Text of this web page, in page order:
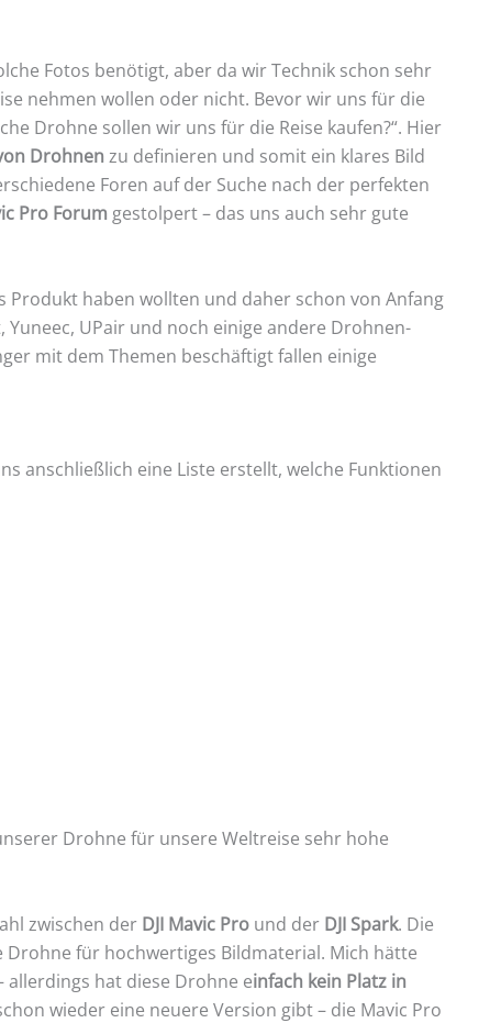
Fotos benötigt, aber da wir Technik schon sehr
nehmen wollen oder nicht. Bevor wir uns für die
Drohne sollen wir uns für die Reise kaufen?“. Hier
Drohnen zu definieren und somit ein klares Bild
Foren auf der Suche nach der perfekten
Pro Forum gestolpert – das uns auch sehr gute
Produkt haben wollten und daher schon von Anfang
UPair und noch einige andere Drohnen-
mit dem Themen beschäftigt fallen einige
anschließlich eine Liste erstellt, welche Funktionen
Drohne für unsere Weltreise sehr hohe
zwischen der DJI Mavic Pro und der DJI Spark. Die
Drohne für hochwertiges Bildmaterial. Mich hätte
hat diese Drohne einfach kein Platz in
wieder eine neuere Version gibt – die Mavic Pro